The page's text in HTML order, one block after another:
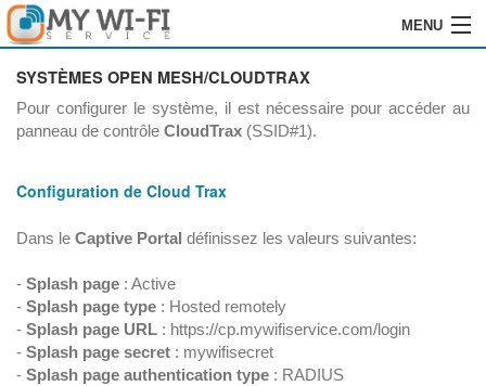
MENU
HOME
SOFTWARE
REVENDEURS
LOGIN
SYSTÈMES OPEN MESH/CLOUDTRAX
Pour configurer le système, il est nécessaire pour accéder au
panneau de contrôle CloudTrax (SSID#1).
Configuration de Cloud Trax
Dans le Captive Portal définissez les valeurs suivantes:
- Splash page : Active
- Splash page type : Hosted remotely
- Splash page URL : https://cp.mywifiservice.com/login
- Splash page secret : mywifisecret
- Splash page authentication type : RADIUS